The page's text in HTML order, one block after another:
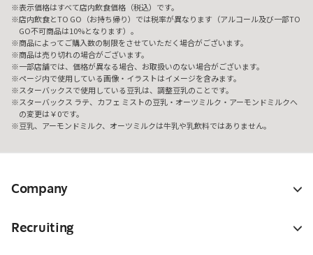
表示価格はすべて店内飲食価格（税込）です。
店内飲食とTO GO（お持ち帰り）では税率が異なります（アルコール及び一部TO
GO不可商品は10%となります）。
商品によってご購入数の制限をさせていただく場合がございます。
商品は売り切れの場合がございます。
一部店舗では、価格が異なる場合、お取扱いのない場合がございます。
ページ内で使用している画像・イラストはイメージを含みます。
スターバックスで使用している豆乳は、調整豆乳のことです。
スターバックス ラテ、カフェ ミストの豆乳・オーツミルク・アーモンドミルクへ
の変更は￥0です。
豆乳、アーモンドミルク、オーツミルクは牛乳や乳飲料ではありません。
Company
Recruiting